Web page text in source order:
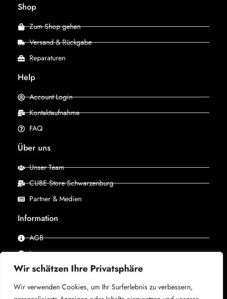
Wir schätzen Ihre Privatsphäre
Wir verwenden Cookies, um Ihr Surferlebnis zu verbessern,
Shop
Zum Shop gehen
Versand & Rückgabe
Reparaturen
Help
Account Login
Kontaktaufnahme
FAQ
Über uns
Unser Team
CUBE Store Schwarzenburg
Partner & Medien
Information
AGB
Impressum
Datenschutz